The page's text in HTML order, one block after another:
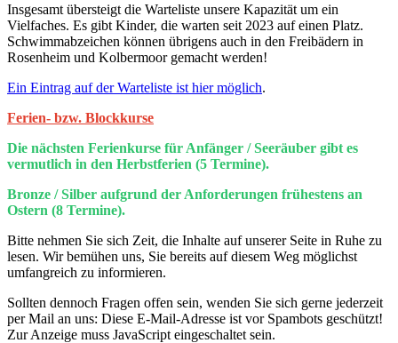
Insgesamt übersteigt die Warteliste unsere Kapazität um ein
Vielfaches. Es gibt Kinder, die warten seit 2023 auf einen Platz.
Schwimmabzeichen können übrigens auch in den Freibädern in
Rosenheim und Kolbermoor gemacht werden!
Ein Eintrag auf der Warteliste ist hier möglich.
Ferien- bzw. Blockkurse
Die nächsten Ferienkurse für Anfänger / Seeräuber gibt es
vermutlich in den Herbstferien (5 Termine).
Bronze / Silber aufgrund der Anforderungen frühestens an
Ostern (8 Termine).
Bitte nehmen Sie sich Zeit, die Inhalte auf unserer Seite in Ruhe zu
lesen. Wir bemühen uns, Sie bereits auf diesem Weg möglichst
umfangreich zu informieren.
Sollten dennoch Fragen offen sein, wenden Sie sich gerne jederzeit
per Mail an uns: Diese E-Mail-Adresse ist vor Spambots geschützt!
Zur Anzeige muss JavaScript eingeschaltet sein.